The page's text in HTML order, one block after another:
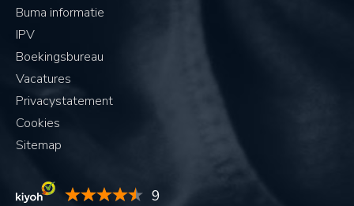
Buma informatie
IPV
Boekingsbureau
Vacatures
Privacystatement
Cookies
Sitemap
9